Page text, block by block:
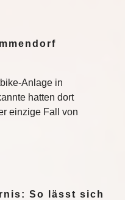
Anlage in
hatten dort
einzige Fall von
So lässt sich